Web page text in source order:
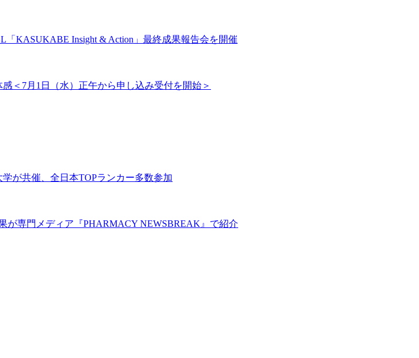
KASUKABE Insight & Action」最終成果報告会を開催
＜7月1日（水）正午から申し込み受付を開始＞
が共催、全日本TOPランカー多数参加
が専門メディア『PHARMACY NEWSBREAK』で紹介